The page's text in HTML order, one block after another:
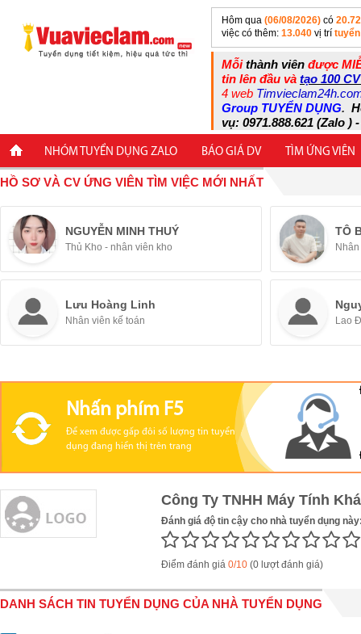
Hôm qua (06/08/2026) có
việc có thêm: 13.040 vị trí
Mỗithành viên được
tin lên đầu và tạo 100
4 web
Group TUYỂN DỤNG.
vụ: 0971.888.621 (Zalo )
NHÓM TUYỂN DỤNG ZALO BÁO GIÁ DV TÌM ỨNG VIÊN
HỒ SƠ VÀ CV ỨNG VIÊN TÌM VIỆC MỚI NHẤT
NGUYỄN MINH THUÝ
Thủ Kho - nhân viên kho
TÔ
Lưu Hoàng Linh
Nhân viên kế toán Lao
Nhấn phím F5
Để xem được gấp đôi số lượng tin tuyển
dụng đang hiển thị trên trang
Công Ty TNHH Máy Tính
Đánh giá độ tin cậy cho nhà tuyển dụng
Điểm đánh giá 0/10 (0 lượt đánh giá)
DANH SÁCH TIN TUYỂN DỤNG CỦA NHÀ TUYỂN DỤNG